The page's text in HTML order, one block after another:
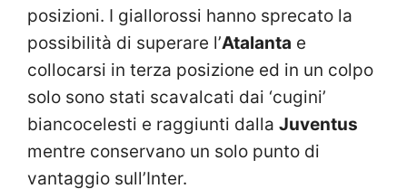
posizioni. I giallorossi hanno sprecato la
possibilità di superare l’Atalanta e
collocarsi in terza posizione ed in un colpo
solo sono stati scavalcati dai ‘cugini’
biancocelesti e raggiunti dalla Juventus
mentre conservano un solo punto di
vantaggio sull’Inter.